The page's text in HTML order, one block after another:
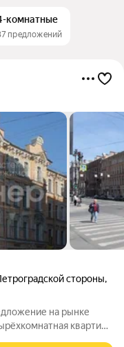
комнатные
предложений
стороны,
на рынке